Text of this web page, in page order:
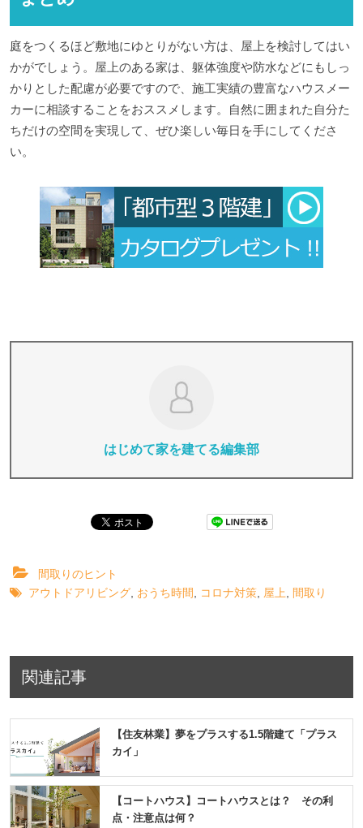
庭をつくるほど敷地にゆとりがない方は、屋上を検討してはい
かがでしょう。屋上のある家は、躯体強度や防水などにもしっ
かりとした配慮が必要ですので、施工実績の豊富なハウスメー
カーに相談することをおススメします。自然に囲まれた自分た
ちだけの空間を実現して、ぜひ楽しい毎日を手にしてくださ
い。
はじめて家を建てる編集部
間取りのヒント
アウトドアリビング おうち時間 コロナ対策 屋上 間取り
関連記事
【住友林業】夢をプラスする1.5階建て「プラス
カイ」
【コートハウス】コートハウスとは？ その利
点・注意点は何？